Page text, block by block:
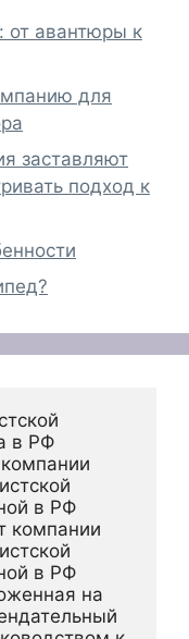
от авантюры к
для
заставляют
подход к
в РФ
в РФ
компании
в РФ
на